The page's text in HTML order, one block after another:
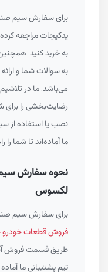
برای سفارش سیم
یدکیجات مراجعه کرده
به خرید کنید. همچنین،
به سوالات شما و ارائه
می‌باشد. ما در تلاشیم تا
رضایت‌بخشی را برای شما
نصب یا استفاده از سیم
ما آماده‌اند تا شما را
نحوه سفارش سیم
لکسوس
برای سفارش سیم
فروش قطعات خودرو
طریق قسمت فروش
تیم پشتیبانی ما آماده